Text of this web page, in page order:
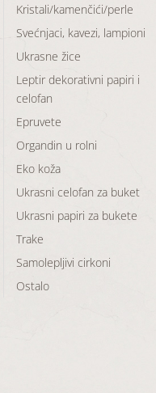
Kristali/kamenčići/perle
Svećnjaci, kavezi, lampioni
Ukrasne žice
Leptir dekorativni papiri i
celofan
Epruvete
Organdin u rolni
Eko koža
Ukrasni celofan za buket
Ukrasni papiri za bukete
Trake
Samolepljivi cirkoni
Ostalo